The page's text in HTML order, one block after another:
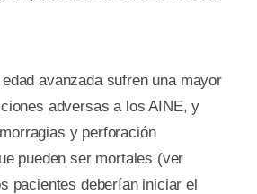
avanzada sufren una mayor
adversas a los AINE, y
y perforación
pueden ser mortales (ver
pacientes deberían iniciar el